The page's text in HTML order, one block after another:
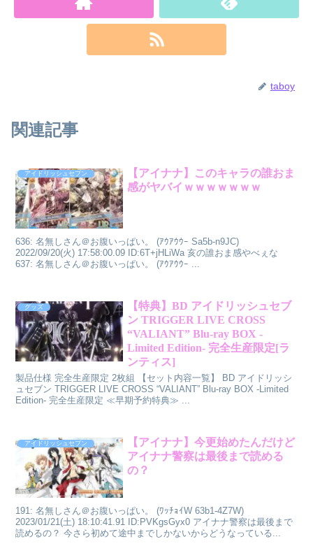
taboy
関連記事
アイドリッシュセブン
【アイナナ】このキャラの誰おま
感がヤバイｗｗｗｗｗｗｗ
636: 名無しさん＠お腹いっぱい。 (ｱｳｱｳｳｰ Sa5b-n9JC)
2022/09/20(火) 17:58:00.09 ID:6T+jHLiWa 亥の誰おま感やべぇな
637: 名無しさん＠お腹いっぱい。 (ｱｳｱｳｳｰ ...
グッズ
【特典】BD アイドリッシュセブ
ン TRIGGER LIVE CROSS
“VALIANT” Blu-ray BOX -
Limited Edition- 完全生産限定[ラ
ンティス]
製品仕様 完全生産限定 2枚組 【セット内容一覧】 BD アイドリッシ
ュセブン TRIGGER LIVE CROSS “VALIANT” Blu-ray BOX -Limited
Edition- 完全生産限定 ≪早期予約特典≫ ...
アイドリッシュセブン
【アイナナ】今更始めたんだけど
アイナナ警察は最後まで読める
の？
191: 名無しさん＠お腹いっぱい。 (ﾜｯﾁｮｲW 63b1-4Z7W)
2023/01/21(土) 18:10:41.91 ID:PVKgsGyx0 アイナナ警察は最後まで
読めるの？ 今さら初めて途中までしかないからどうなっている...